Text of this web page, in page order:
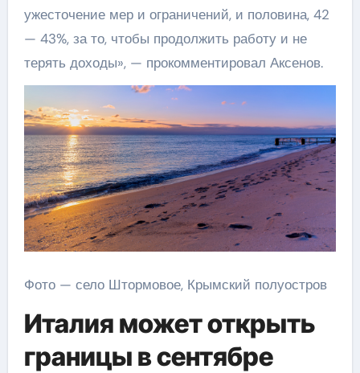
ужесточение мер и ограничений, и половина, 42
— 43%, за то, чтобы продолжить работу и не
терять доходы», — прокомментировал Аксенов.
Фото — село Штормовое, Крымский полуостров
Италия может открыть
границы в сентябре